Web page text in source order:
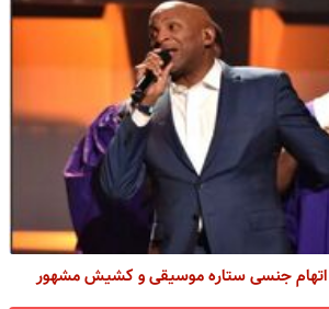
اتهام جنسی ستاره موسیقی و کشیش مشهور